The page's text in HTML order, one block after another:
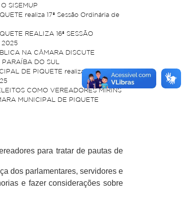
SISEMUP
realiza 17ª Sessão Ordinária de
REALIZA 16ª SESSÃO
2025
NA CÂMARA DISCUTE
DO SUL
DE PIQUETE realiza 15ª Sessão
COMO VEREADORES MIRINS
MUNICIPAL DE PIQUETE
para tratar de pautas de
dos parlamentares, servidores e
e fazer considerações sobre